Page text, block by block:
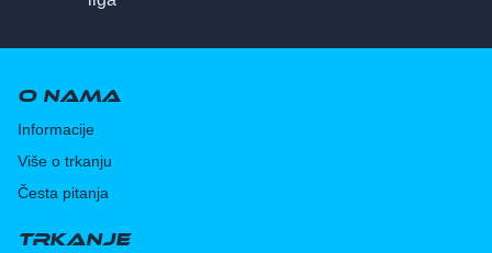
O nama
Informacije
Više o trkanju
Česta pitanja
Trkanje